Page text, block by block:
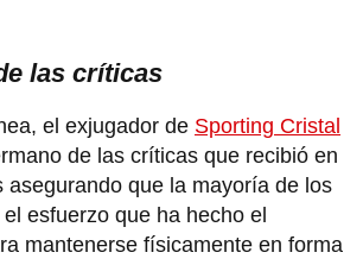
las críticas
el exjugador de Sporting Cristal
de las críticas que recibió en
asegurando que la mayoría de los
esfuerzo que ha hecho el
mantenerse físicamente en forma